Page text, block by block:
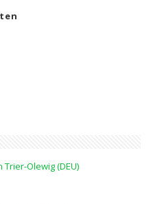
Trier-Olewig (DEU)